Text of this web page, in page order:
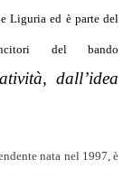
Liguria ed è parte del
del bando
dall’idea
nata nel 1997, è